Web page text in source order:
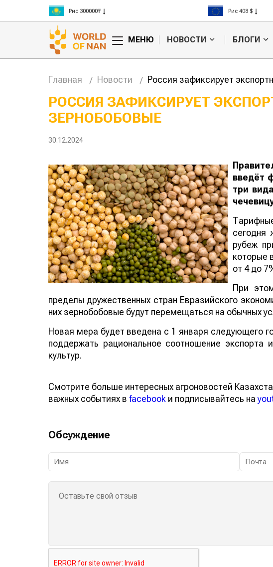
Рис 300000₸
Пшеница 3 класс 125000₸
Рис 408 $
Пшеница 423 $
МЕНЮ НОВОСТИ БЛОГИ
Главная Новости Россия зафиксирует
РОССИЯ ЗАФИКСИРУЕТ
ЗЕРНОБОБОВЫЕ
30.12.2024
введёт
три
сегодня
рубеж
которые
от 4 до
При
пределы дружественных стран Евразийского
них зернобобовые будут перемещаться на обычных
Новая мера будет введена с 1 января следующего
поддержать рациональное соотношение экспорта
культур.
Смотрите больше интересных агроновостей
важных событиях в facebook и подписывайтесь на
Обсуждение
Жара в Китае может